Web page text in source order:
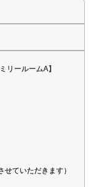
リールームA】
ていただきます）